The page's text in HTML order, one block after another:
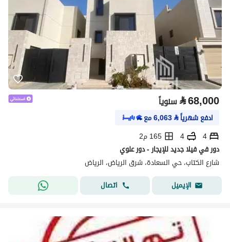
⃁68,000 سنوياً
ادفع شهرياً⃁
6,063مع
4
4
165 م2
دور في فيلا جديد للإيجار - دور علوي
شارع الكتاب، حي السعادة، شرق الرياض، الرياض
الإيميل
اتصال